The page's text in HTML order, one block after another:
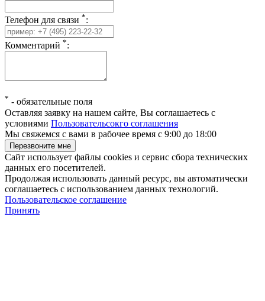
Телефон для связи *:
Комментарий *:
* - обязательные поля
Оставляя заявку на нашем сайте, Вы соглашаетесь с
условиями Пользовательсокго соглашения
Мы свяжемся с вами в рабочее время с 9:00 до 18:00
Сайт использует файлы cookies и сервис сбора технических
данных его посетителей.
Продолжая использовать данный ресурс, вы автоматически
соглашаетесь с использованием данных технологий.
Пользовательское соглашение
Принять